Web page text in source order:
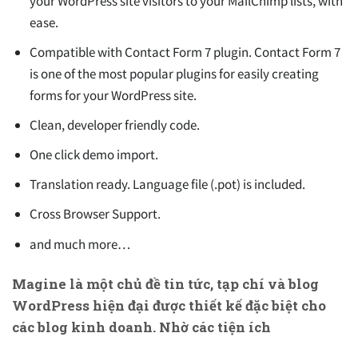
ease.
Compatible with Contact Form 7 plugin. Contact Form 7
is one of the most popular plugins for easily creating
forms for your WordPress site.
Clean, developer friendly code.
One click demo import.
Translation ready. Language file (.pot) is included.
Cross Browser Support.
and much more…
Magine là một chủ đề tin tức, tạp chí và blog
WordPress hiện đại được thiết kế đặc biệt cho
các blog kinh doanh. Nhờ các tiện ích